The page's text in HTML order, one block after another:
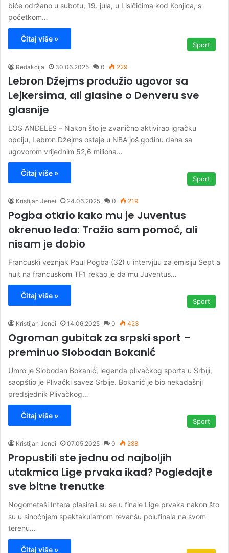
biće održano u subotu, 19. jula, u Lisičićima kod Konjica, s
početkom…
Čitaj više »
Sport
Redakcija 30.06.2025 0 229
Lebron Džejms produžio ugovor sa
Lejkersima, ali glasine o Denveru sve
glasnije
LOS ANĐELES – Nakon što je zvanično aktivirao igračku
opciju, Lebron Džejms ostaje u NBA još godinu dana sa
ugovorom vrijednim 52,6 miliona…
Čitaj više »
Sport
Kristijan Jenei 24.06.2025 0 219
Pogba otkrio kako mu je Juventus
okrenuo leđa: Tražio sam pomoć, ali
nisam je dobio
Francuski veznjak Paul Pogba (32) u intervjuu za emisiju Sept a
huit na francuskom TF1 rekao je da mu Juventus…
Čitaj više »
Sport
Kristijan Jenei 14.06.2025 0 423
Ogroman gubitak za srpski sport –
preminuo Slobodan Bokanić
Umro je Slobodan Bokanić, legenda plivačkog sporta u Srbiji,
saopštio je Plivački savez Srbije. Bokanić je bio nekadašnji
predsjednik Plivačkog…
Čitaj više »
Sport
Kristijan Jenei 07.05.2025 0 288
Propustili ste jednu od najboljih
utakmica Lige prvaka ikad? Pogledajte
sve bitne trenutke
Nogometaši Intera plasirali su se u finale Lige prvaka nakon što
su u sinoćnjem spektakularnom revanšu polufinala na svom
terenu…
Čitaj više »